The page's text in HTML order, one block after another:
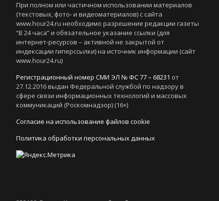
При полном или частичном использовании материалов
(текстовых, фото- и видеоматериалов) с сайта
www.hour24.ru необходимо разрешение редакции газеты
“В 24 часа” и обязательное указание ссылки (для
интернет-ресурсов – активной не закрытой от
индексации гиперссылки) на источник информации (сайт
www.hour24.ru)
Регистрационный номер СМИ ЭЛ № ФС 77 – 68231 от
27.12.2016 выдан Федеральной службой по надзору в
сфере связи информационных технологий и массовых
коммуникаций (Роскомнадзор) (16+)
Согласие на использование файлов cookie
Политика обработки персональных данных